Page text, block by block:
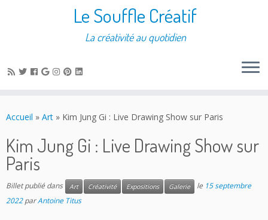
Le Souffle Créatif
La créativité au quotidien
Accueil » Art » Kim Jung Gi : Live Drawing Show sur Paris
Kim Jung Gi : Live Drawing Show sur
Paris
Billet publié dans Art Créativité Expositions Galerie le 15 septembre
2022 parAntoine Titus